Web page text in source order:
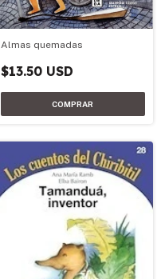
Almas quemadas
$13.50 USD